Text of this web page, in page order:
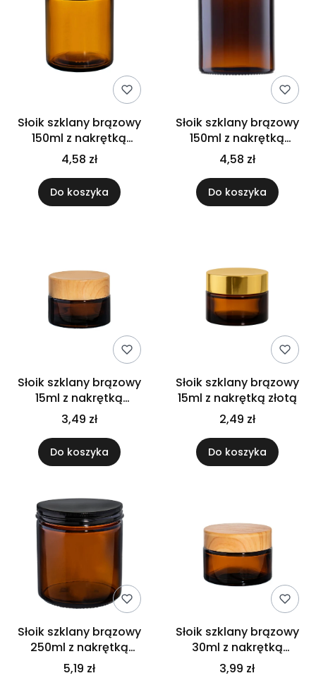
Słoik szklany brązowy
150ml z nakrętką
aluminiową
4,58 zł
Do koszyka
Słoik szklany brązowy
150ml z nakrętką
plastikową
4,58 zł
Do koszyka
Słoik szklany brązowy
15ml z nakrętką
bambusową
3,49 zł
Do koszyka
Słoik szklany brązowy
15ml z nakrętką złotą
2,49 zł
Do koszyka
Słoik szklany brązowy
250ml z nakrętką
aluminiową
5,19 zł
Słoik szklany brązowy
30ml z nakrętką
bambusową PP
3,99 zł